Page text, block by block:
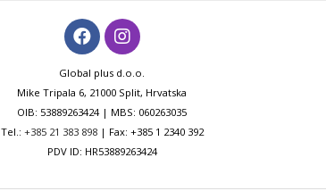
Global plus d.o.o.
Mike Tripala 6, 21000 Split, Hrvatska
OIB: 53889263424 | MBS: 060263035
Tel.: +385 21 383 898| Fax: +385 1 2340 392
PDV ID: HR53889263424